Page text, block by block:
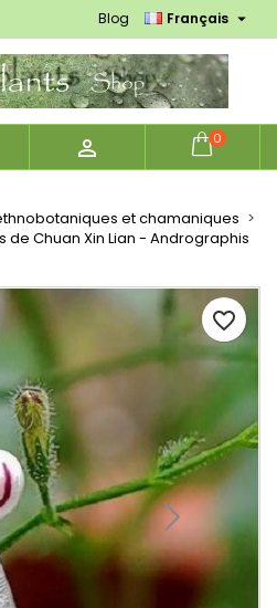
Français 
Blog
 0
et chamaniques
de Chuan Xin Lian - Andrographis
favorite_border
×
liste
d'envies ×
Créer une liste d'envies
×
pour ajouter des produits